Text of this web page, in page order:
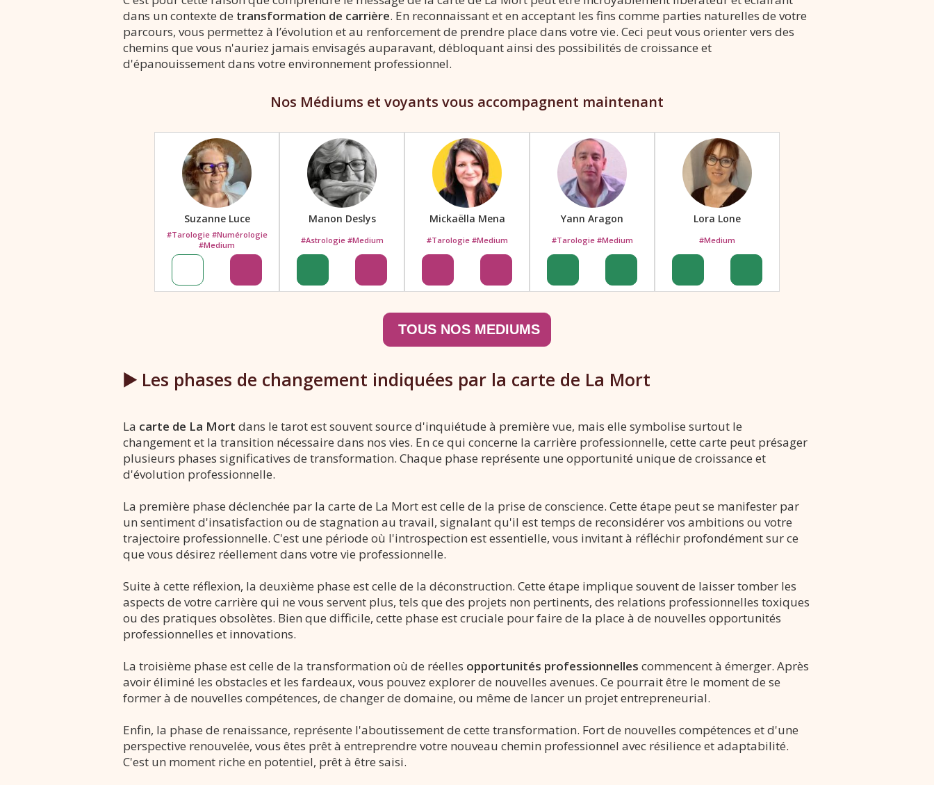
dans un contexte de transformation de carrière. En reconnaissant et en acceptant les fins comme parties naturelles de votre
parcours, vous permettez à l’évolution et au renforcement de prendre place dans votre vie. Ceci peut vous orienter vers des
chemins que vous n'auriez jamais envisagés auparavant, débloquant ainsi des possibilités de croissance et
d'épanouissement dans votre environnement professionnel.
Nos Médiums et voyants vous accompagnent maintenant
Suzanne Luce
#Tarologie #Numérologie
#Medium
Manon Deslys
#Astrologie #Medium
Mickaëlla Mena
#Tarologie #Medium
Yann Aragon
#Tarologie #Medium
Lora Lone
#Medium
▶️ Les phases de changement indiquées par la carte de La Mort
La carte de La Mort dans le tarot est souvent source d'inquiétude à première vue, mais elle symbolise surtout le
changement et la transition nécessaire dans nos vies. En ce qui concerne la carrière professionnelle, cette carte peut présager
plusieurs phases significatives de transformation. Chaque phase représente une opportunité unique de croissance et
d'évolution professionnelle.
La première phase déclenchée par la carte de La Mort est celle de la prise de conscience. Cette étape peut se manifester par
un sentiment d'insatisfaction ou de stagnation au travail, signalant qu'il est temps de reconsidérer vos ambitions ou votre
trajectoire professionnelle. C'est une période où l'introspection est essentielle, vous invitant à réfléchir profondément sur ce
que vous désirez réellement dans votre vie professionnelle.
Suite à cette réflexion, la deuxième phase est celle de la déconstruction. Cette étape implique souvent de laisser tomber les
aspects de votre carrière qui ne vous servent plus, tels que des projets non pertinents, des relations professionnelles toxiques
ou des pratiques obsolètes. Bien que difficile, cette phase est cruciale pour faire de la place à de nouvelles opportunités
professionnelles et innovations.
La troisième phase est celle de la transformation où de réelles opportunités professionnelles commencent à émerger. Après
avoir éliminé les obstacles et les fardeaux, vous pouvez explorer de nouvelles avenues. Ce pourrait être le moment de se
former à de nouvelles compétences, de changer de domaine, ou même de lancer un projet entrepreneurial.
Enfin, la phase de renaissance, représente l'aboutissement de cette transformation. Fort de nouvelles compétences et d'une
perspective renouvelée, vous êtes prêt à entreprendre votre nouveau chemin professionnel avec résilience et adaptabilité.
C'est un moment riche en potentiel, prêt à être saisi.